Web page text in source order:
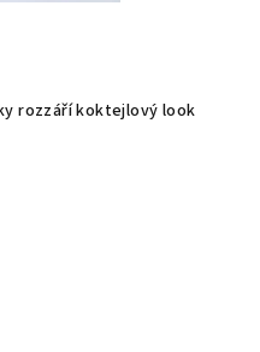
rozzáří koktejlový look